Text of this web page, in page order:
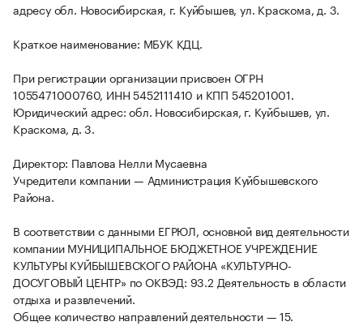
адресу обл. Новосибирская, г. Куйбышев, ул. Краскома, д. 3.
Краткое наименование: МБУК КДЦ.
При регистрации организации присвоен ОГРН
1055471000760, ИНН 5452111410 и КПП 545201001.
Юридический адрес: обл. Новосибирская, г. Куйбышев, ул.
Краскома, д. 3.
Директор: Павлова Нелли Мусаевна
Учредители компании — Администрация Куйбышевского
Района.
В соответствии с данными ЕГРЮЛ, основной вид деятельности
компании МУНИЦИПАЛЬНОЕ БЮДЖЕТНОЕ УЧРЕЖДЕНИЕ
КУЛЬТУРЫ КУЙБЫШЕВСКОГО РАЙОНА «КУЛЬТУРНО-
ДОСУГОВЫЙ ЦЕНТР» по ОКВЭД: 93.2 Деятельность в области
отдыха и развлечений.
Общее количество направлений деятельности — 15.